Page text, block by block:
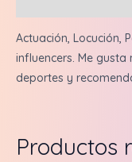
Actuación, Locución,
influencers. Me
deportes y
Productos